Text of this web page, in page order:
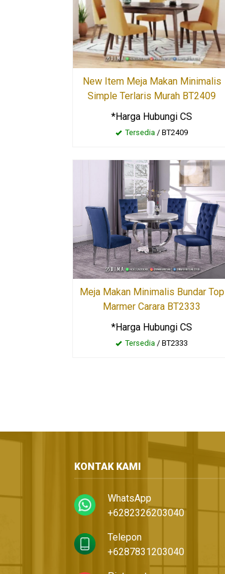
New Item Meja Makan Minimalis
Simple Terlaris Murah BT2409
*Harga Hubungi CS
Tersedia / BT2409
Meja Makan Minimalis Bundar Top
Marmer Carara BT2333
*Harga Hubungi CS
Tersedia / BT2333
KONTAK KAMI
WhatsApp
+6282326203040
Telepon
+6287831203040